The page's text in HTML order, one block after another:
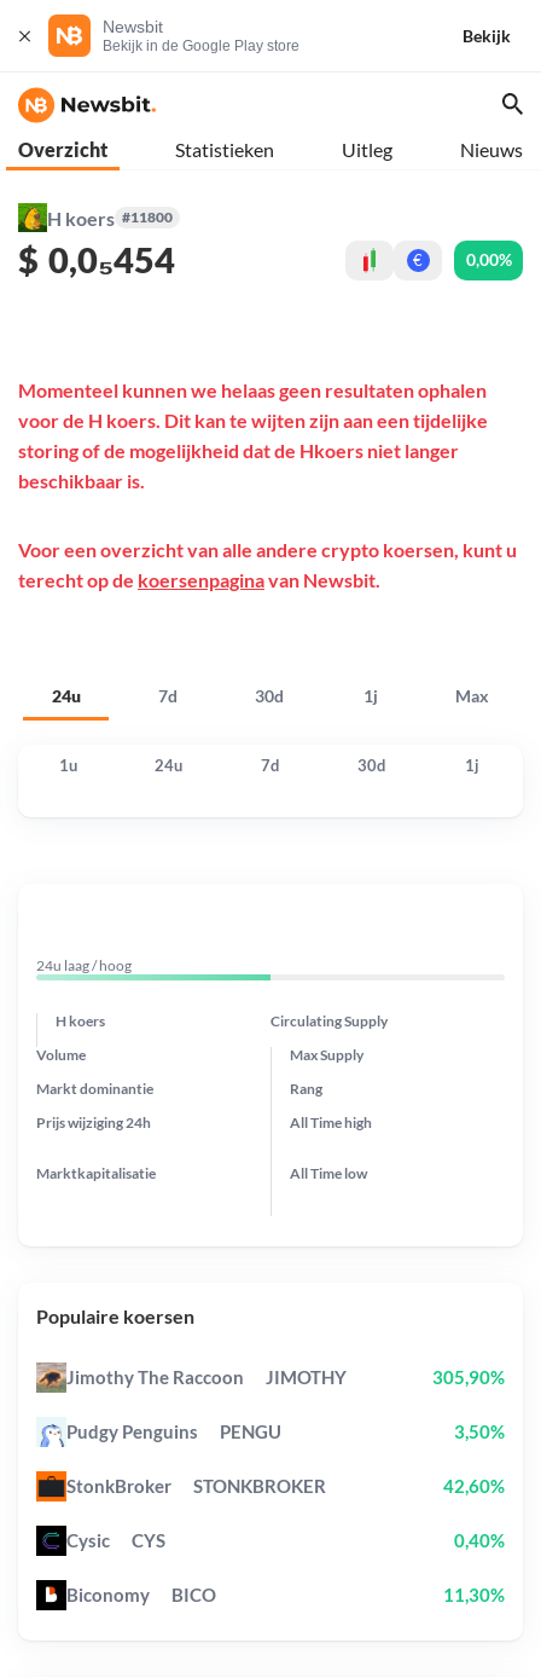
Newsbit
Bekijk in de Google Play store
Bekijk
Overzicht Statistieken Uitleg Nieuws
H koers #11800
$ 0,0₅454 € 0,00%
24u 7d 30d 1j Max
Momenteel kunnen we helaas geen resultaten ophalen
voor de H koers. Dit kan te wijten zijn aan een tijdelijke
storing of de mogelijkheid dat de Hkoers niet langer
beschikbaar is.
Voor een overzicht van alle andere crypto koersen, kunt u
terecht op de koersenpaginavan Newsbit.
1u 24u 7d 30d 1j
24u laag / hoog
H koers Circulating Supply
Prijs wijziging 24h
Max Supply
Markt dominantie
Marktkapitalisatie
Volume
Rang
All Timehigh
All Time low
Populaire koersen
Jimothy The Raccoon JIMOTHY 305,90%
Pudgy Penguins PENGU 3,50%
StonkBroker STONKBROKER 42,60%
Cysic CYS 0,40%
Biconomy BICO 11,30%